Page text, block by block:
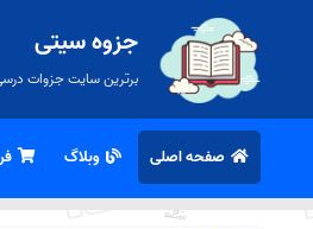
جزوه سیتی
برترین سایت جزوات
صفحه اصلی وبلاگ